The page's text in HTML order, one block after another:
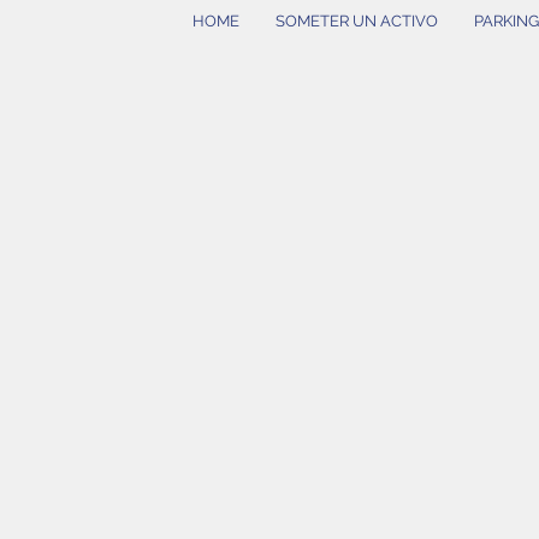
HOME SOMETER UN ACTIVO